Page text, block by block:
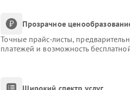
Прозрачное
Точные прайс-листы,
платежей и возможность
Широкий спектр услуг